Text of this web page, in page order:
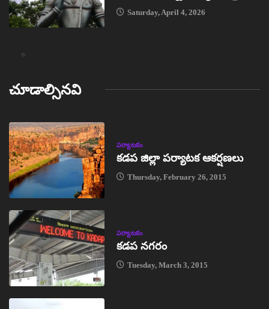
Saturday, April 4, 2026
చూడాల్సినవి
పర్యాటకం
కడప జిల్లా పర్యాటక ఆకర్షణలు
Thursday, February 26, 2015
పర్యాటకం
కడప నగరం
Tuesday, March 3, 2015